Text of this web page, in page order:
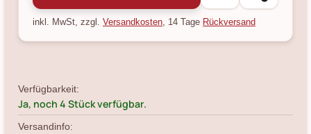
inkl. MwSt, zzgl. Versandkosten, 14 Tage Rückversand
Verfügbarkeit:
Ja, noch 4 Stück verfügbar.
Versandinfo: